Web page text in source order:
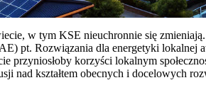
w tym KSE nieuchronnie się
pt. Rozwiązania dla energetyki lokalnej
przyniosłoby korzyści lokalnym
nad kształtem obecnych i docelowych